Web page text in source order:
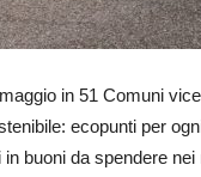
in 51 Comuni
ecopunti per
buoni da spendere